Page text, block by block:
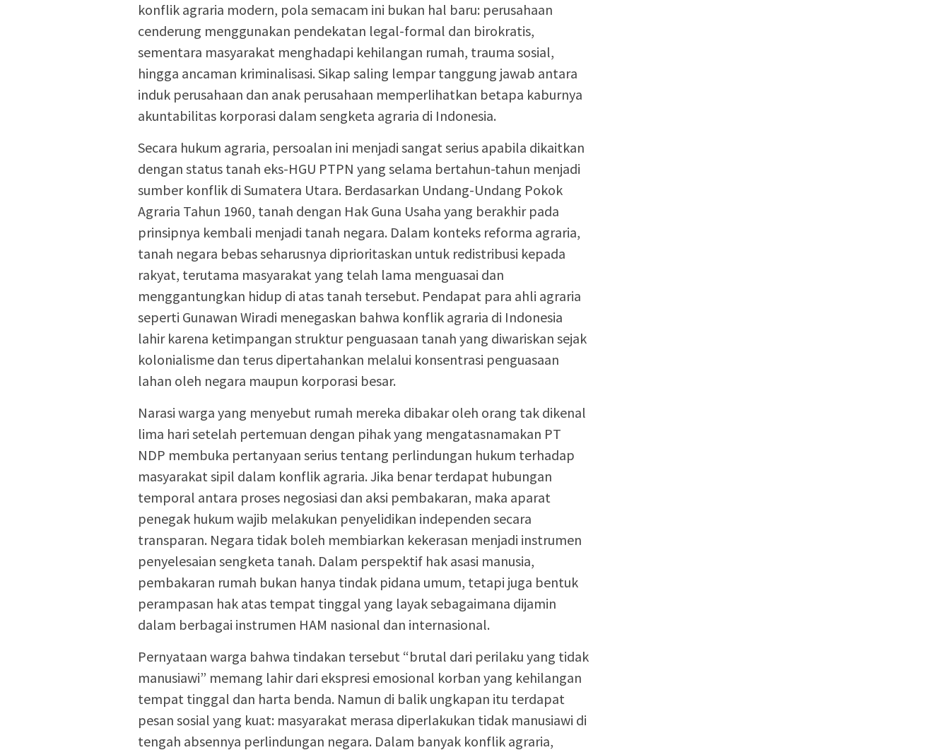
konflik agraria modern, pola semacam ini bukan hal baru: perusahaan
cenderung menggunakan pendekatan legal-formal dan birokratis,
sementara masyarakat menghadapi kehilangan rumah, trauma sosial,
hingga ancaman kriminalisasi. Sikap saling lempar tanggung jawab antara
induk perusahaan dan anak perusahaan memperlihatkan betapa kaburnya
akuntabilitas korporasi dalam sengketa agraria di Indonesia.
Secara hukum agraria, persoalan ini menjadi sangat serius apabila dikaitkan
dengan status tanah eks-HGU PTPN yang selama bertahun-tahun menjadi
sumber konflik di Sumatera Utara. Berdasarkan Undang-Undang Pokok
Agraria Tahun 1960, tanah dengan Hak Guna Usaha yang berakhir pada
prinsipnya kembali menjadi tanah negara. Dalam konteks reforma agraria,
tanah negara bebas seharusnya diprioritaskan untuk redistribusi kepada
rakyat, terutama masyarakat yang telah lama menguasai dan
menggantungkan hidup di atas tanah tersebut. Pendapat para ahli agraria
seperti Gunawan Wiradi menegaskan bahwa konflik agraria di Indonesia
lahir karena ketimpangan struktur penguasaan tanah yang diwariskan sejak
kolonialisme dan terus dipertahankan melalui konsentrasi penguasaan
lahan oleh negara maupun korporasi besar.
Narasi warga yang menyebut rumah mereka dibakar oleh orang tak dikenal
lima hari setelah pertemuan dengan pihak yang mengatasnamakan PT
NDP membuka pertanyaan serius tentang perlindungan hukum terhadap
masyarakat sipil dalam konflik agraria. Jika benar terdapat hubungan
temporal antara proses negosiasi dan aksi pembakaran, maka aparat
penegak hukum wajib melakukan penyelidikan independen secara
transparan. Negara tidak boleh membiarkan kekerasan menjadi instrumen
penyelesaian sengketa tanah. Dalam perspektif hak asasi manusia,
pembakaran rumah bukan hanya tindak pidana umum, tetapi juga bentuk
perampasan hak atas tempat tinggal yang layak sebagaimana dijamin
dalam berbagai instrumen HAM nasional dan internasional.
Pernyataan warga bahwa tindakan tersebut “brutal dari perilaku yang tidak
manusiawi” memang lahir dari ekspresi emosional korban yang kehilangan
tempat tinggal dan harta benda. Namun di balik ungkapan itu terdapat
pesan sosial yang kuat: masyarakat merasa diperlakukan tidak manusiawi di
tengah absennya perlindungan negara. Dalam banyak konflik agraria,